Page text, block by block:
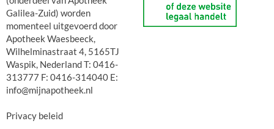
Galilea-Zuid) worden
momenteel uitgevoerd door
Apotheek Waesbeeck,
Wilhelminastraat 4, 5165TJ
Waspik, Nederland T: 0416-
313777 F: 0416-314040 E:
info@mijnapotheek.nl
Privacy beleid